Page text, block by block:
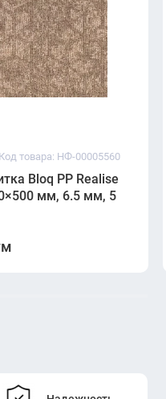
Код товара: НФ-00005560
Bloq PP Realise
мм, 6.5 мм, 5